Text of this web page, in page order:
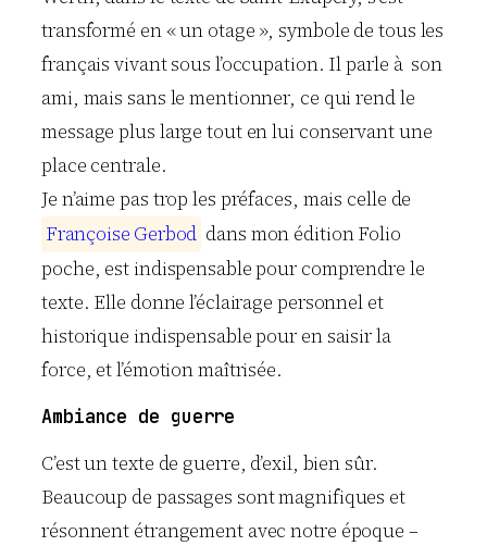
transformé en « un otage », symbole de tous les
français vivant sous l’occupation. Il parle à son
ami, mais sans le mentionner, ce qui rend le
message plus large tout en lui conservant une
place centrale.
Je n’aime pas trop les préfaces, mais celle de
Françoise Gerbod dans mon édition Folio
poche, est indispensable pour comprendre le
texte. Elle donne l’éclairage personnel et
historique indispensable pour en saisir la
force, et l’émotion maîtrisée.
Ambiance de guerre
C’est un texte de guerre, d’exil, bien sûr.
Beaucoup de passages sont magnifiques et
résonnent étrangement avec notre époque –